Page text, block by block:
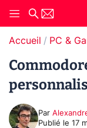
Accueil PC &
Par
Publié le 17